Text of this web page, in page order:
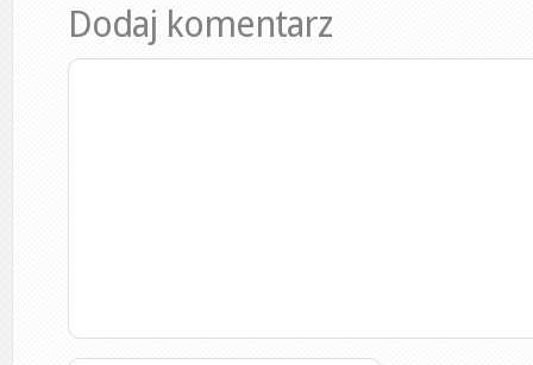
Dodaj komentarz